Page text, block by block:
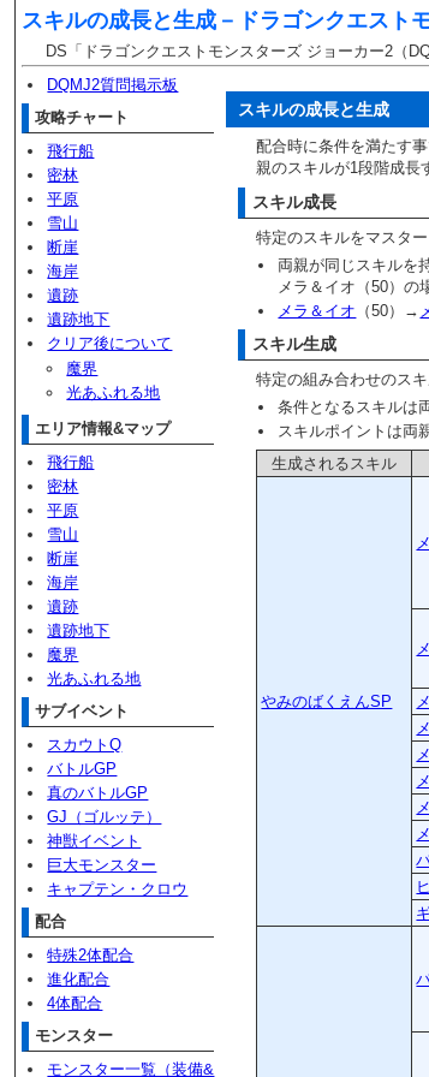
スキルの成長と生成－ ドラゴンクエスト
DS「ドラゴンクエストモンスターズ ジョーカー2（
スキルの成長と生成
配合時に条件を満たす
親のスキルが1段階成長
スキル成長
特定のスキルをマスタ
両親が同じスキルを
メラ＆イオ（50）の
メラ＆イオ （50）→
スキル生成
特定の組み合わせのス
条件となるスキルは
スキルポイントは両
生成されるスキル
やみのばくえんSP
DQMJ2質問掲示板
攻略チャート
飛行船
密林
平原
雪山
断崖
海岸
遺跡
遺跡地下
クリア後について
魔界
光あふれる地
エリア情報&マップ
飛行船
密林
平原
雪山
断崖
海岸
遺跡
遺跡地下
魔界
光あふれる地
サブイベント
スカウトQ
バトルGP
真のバトルGP
GJ（ゴルッテ）
神獣イベント
巨大モンスター
キャプテン・クロウ
配合
特殊2体配合
進化配合
4体配合
モンスター
モンスター一覧（装備&